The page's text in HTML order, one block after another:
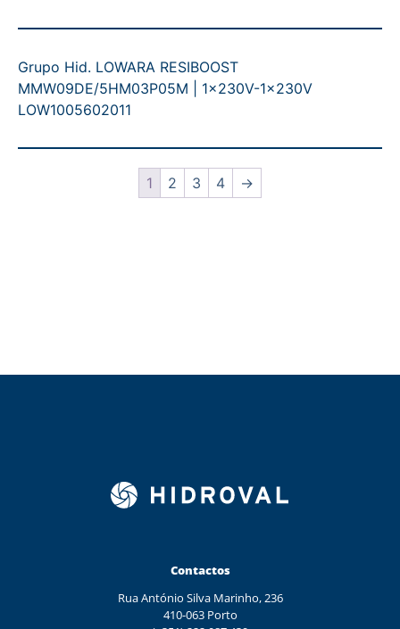
Grupo Hid. LOWARA RESIBOOST
MMW09DE/5HM03P05M | 1x230V-1x230V
LOW1005602011
1 2 3 4 →
Contactos
Rua António Silva Marinho, 236
410-063 Porto